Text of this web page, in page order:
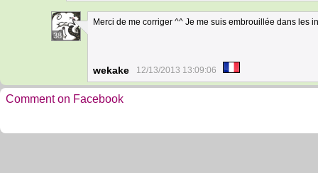
38
Merci de me corriger ^^ Je me suis embrouillée dans les
wekake 12/13/2013 13:09:06
Comment on Facebook